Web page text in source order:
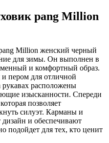
pang Million
Million женский черный
для зимы. Он выполнен в
и комфортный образ.
и пером для отличной
расположены
изысканности. Спереди
позволяет
силуэт. Карманы и
и обеспечивают
подойдет для тех, кто ценит